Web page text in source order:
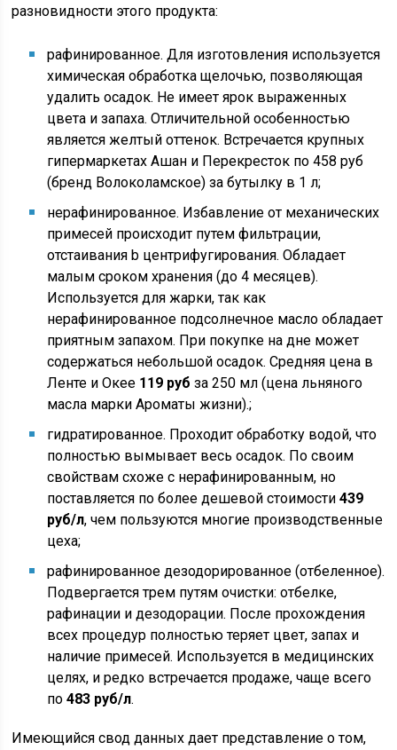
разновидности этого продукта:
рафинированное. Для изготовления используется
химическая обработка щелочью, позволяющая
удалить осадок. Не имеет ярок выраженных
цвета и запаха. Отличительной особенностью
является желтый оттенок. Встречается крупных
гипермаркетах Ашан и Перекресток по 458 руб
(бренд Волоколамское) за бутылку в 1 л;
нерафинированное. Избавление от механических
примесей происходит путем фильтрации,
отстаивания b центрифугирования. Обладает
малым сроком хранения (до 4 месяцев).
Используется для жарки, так как
нерафинированное подсолнечное масло обладает
приятным запахом. При покупке на дне может
содержаться небольшой осадок. Средняя цена в
Ленте и Окее 119 руб за 250 мл (цена льняного
масла марки Ароматы жизни).;
гидратированное. Проходит обработку водой, что
полностью вымывает весь осадок. По своим
свойствам схоже с нерафинированным, но
поставляется по более дешевой стоимости439
руб/л, чем пользуются многие производственные
цеха;
рафинированное дезодорированное (отбеленное).
Подвергается трем путям очистки: отбелке,
рафинации и дезодорации. После прохождения
всех процедур полностью теряет цвет, запах и
наличие примесей. Используется в медицинских
целях, и редко встречается продаже, чаще всего
по483 руб/л.
Имеющийся свод данных дает представление о том,